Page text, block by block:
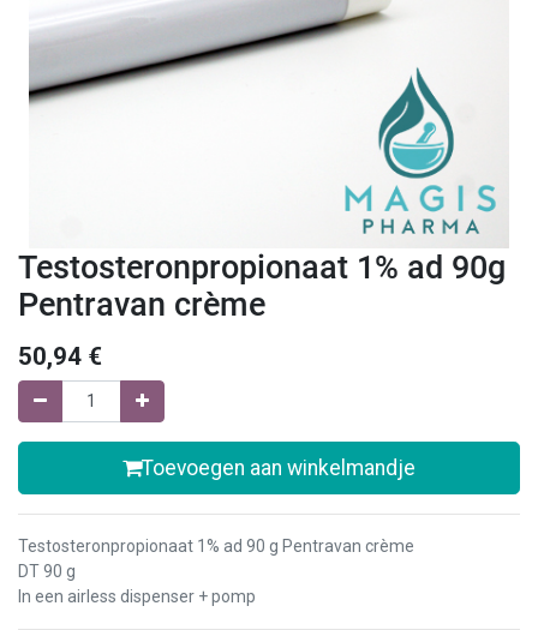
Testosteronpropionaat 1% ad 90g
Pentravan crème
50,94 €
Toevoegen aan winkelmandje
Testosteronpropionaat 1% ad 90 g Pentravan crème
DT 90 g
In een airless dispenser + pomp